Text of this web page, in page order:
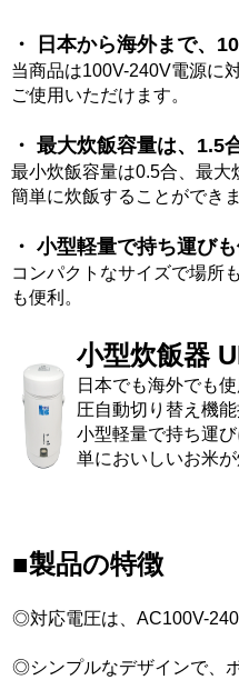
・ 日本から海外まで、
当商品は100V-240V電源に
ご使用いただけます。
・ 最大炊飯容量は、1.5
最小炊飯容量は0.5合、最大
簡単に炊飯することができま
・ 小型軽量で持ち運びも
コンパクトなサイズで場所
も便利。
小型炊飯器
日本でも海外でも
圧自動切り替え機能
小型軽量で持ち運
単においしいお米が
■製品の特徴
◎対応電圧は、AC100V-
◎シンプルなデザインで、